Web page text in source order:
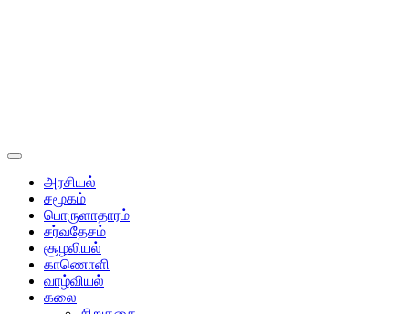
அரசியல்
சமூகம்
பொருளாதாரம்
சர்வதேசம்
சூழலியல்
காணொளி
வாழ்வியல்
கலை